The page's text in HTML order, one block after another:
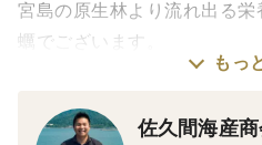
宮島の原生林より流れ出る
蠣でございます。
１６７３年（延宝元年）の
もっ
佐久間海産